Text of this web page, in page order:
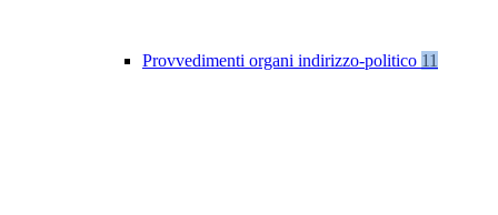
Provvedimenti organi indirizzo-politico 11